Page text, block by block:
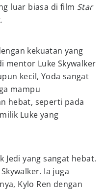
luar biasa di film Star
kekuatan yang
mentor Luke Skywalker
kecil, Yoda sangat
mampu
hebat, seperti pada
Luke yang
Jedi yang sangat hebat.
Ia juga
Kylo Ren dengan